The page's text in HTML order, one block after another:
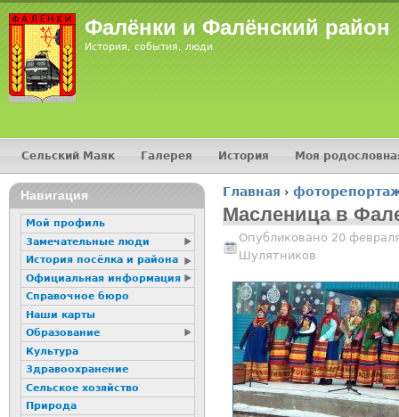
Фалёнки и Фалёнский район
История, события, люди
Вы здесь
Главная ›
Масленица в
Опубликовано 20
Шулятников
Главное меню
Сельский Маяк Галерея История Моя
16+
Навигация
Мой профиль
Замечательные люди
История посёлка и района
Официальная информация
Справочное бюро
Наши карты
Образование
Культура
Здравоохранение
Сельское хозяйство
Природа